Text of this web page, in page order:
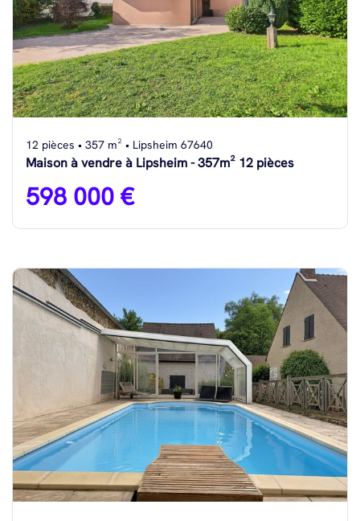
12 pièces • 357 m² • Lipsheim 67640
Maison à vendre à Lipsheim - 357m² 12 pièces
598 000 €